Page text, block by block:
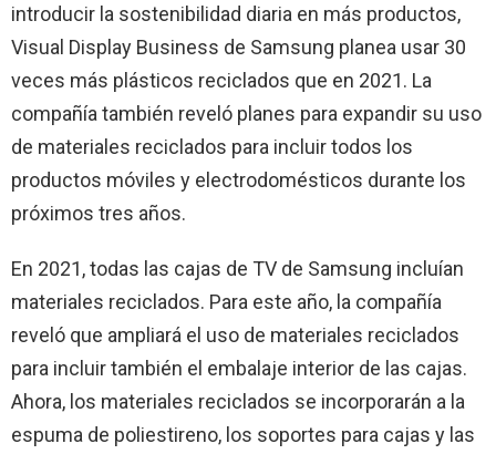
introducir la sostenibilidad diaria en más productos,
Visual Display Business de Samsung planea usar 30
veces más plásticos reciclados que en 2021. La
compañía también reveló planes para expandir su uso
de materiales reciclados para incluir todos los
productos móviles y electrodomésticos durante los
próximos tres años.
En 2021, todas las cajas de TV de Samsung incluían
materiales reciclados. Para este año, la compañía
reveló que ampliará el uso de materiales reciclados
para incluir también el embalaje interior de las cajas.
Ahora, los materiales reciclados se incorporarán a la
espuma de poliestireno, los soportes para cajas y las